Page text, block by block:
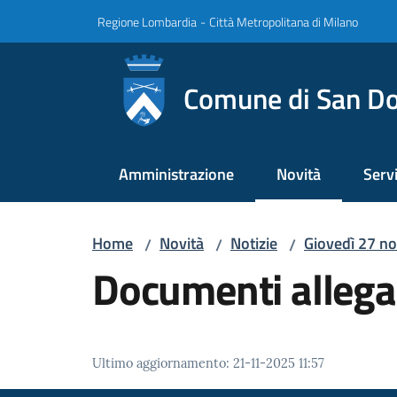
Regione Lombardia -Città Metropolitana di Milano
Comune di San
Amministrazione Novità
Menu selezionato
Home / Novità / Notizie / Giovedì 27
Documenti
Ultimo aggiornamento: 21-11-2025 11:57